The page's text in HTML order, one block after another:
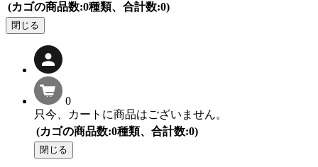
(カゴの商品数:0種類、合計数:0)
閉じる
0
只今、カートに商品はございません。
(カゴの商品数:0種類、合計数:0)
閉じる